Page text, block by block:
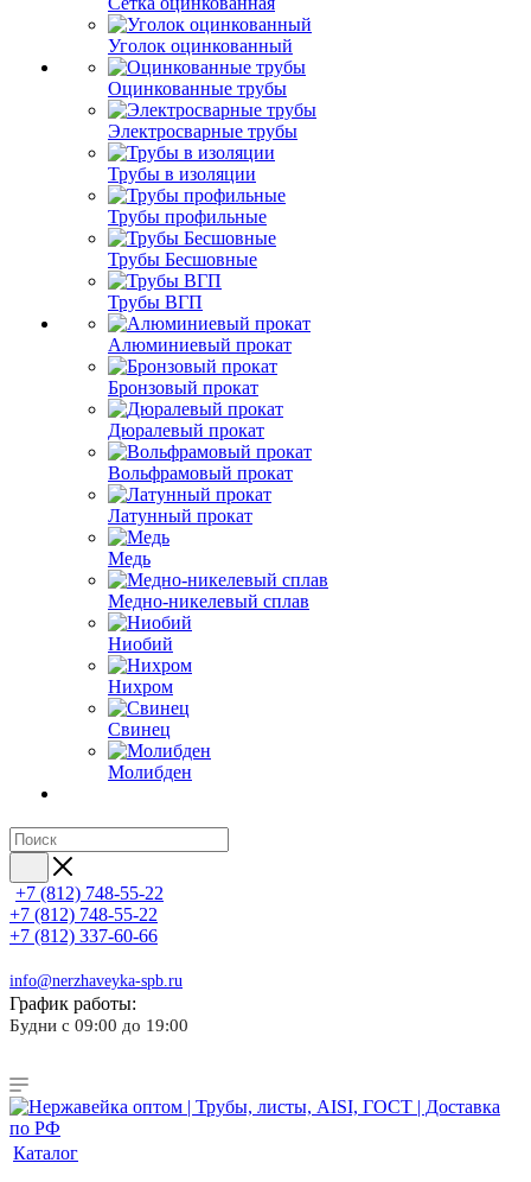
Уголок оцинкованный
Оцинкованные трубы
Электросварные трубы
Трубы в изоляции
Трубы профильные
Трубы Бесшовные
Трубы ВГП
Алюминиевый прокат
Бронзовый прокат
Дюралевый прокат
Вольфрамовый прокат
Латунный прокат
Медь
Медно-никелевый сплав
Ниобий
Нихром
Свинец
Молибден
+7 (812) 748-55-22
+7 (812) 748-55-22
+7 (812) 337-60-66
info@nerzhaveyka-spb.ru
График работы:
Будни с 09:00 до 19:00
Каталог